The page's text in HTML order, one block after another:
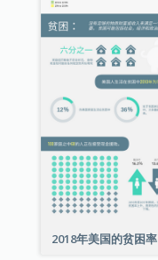
2018年美国的贫困率